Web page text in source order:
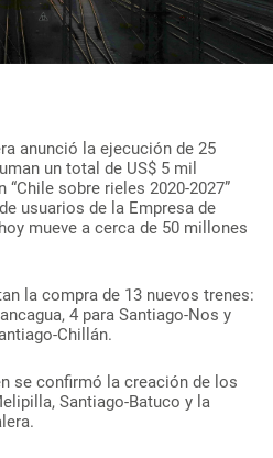
anunció la ejecución de 25
un total de US$ 5 mil
sobre rieles 2020-2027”
usuarios de la Empresa de
mueve a cerca de 50 millones
la compra de 13 nuevos trenes:
4 para Santiago-Nos y
Chillán.
se confirmó la creación de los
Santiago-Batuco y la